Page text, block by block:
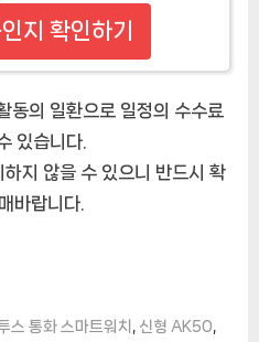
지 확인하기
동의 일환으로 일정의 수수료
있습니다.
지 않을 수 있으니 반드시 확
바랍니다.
스 통화 스마트워치 신형 AK50